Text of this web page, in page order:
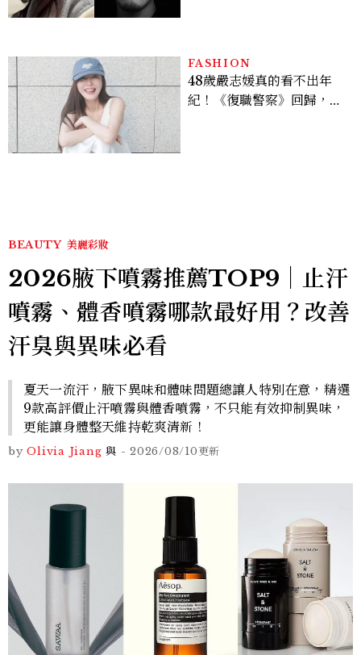
FASHION
48歲嚴志媛真的看不出年
紀！《復職警察》回歸，5
BEAUTY 美麗彩妝
2026腋下噴霧推薦TOP9｜止汗
噴霧、體香噴霧哪款最好用？改善
汗臭與異味必看
夏天一流汗，腋下異味和體味問題總讓人特別在意，精選
9款高評價止汗噴霧與體香噴霧，不只能有效抑制異味，
更能讓身體整天維持乾爽清新！
by Olivia Jiang 與 - 2026/08/10更新